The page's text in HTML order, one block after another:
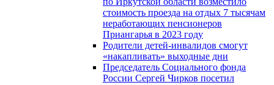
стоимость проезда на отдых 7 тысячам
неработающих пенсионеров
Приангарья в 2023 году
Родители детей-инвалидов смогут
«накапливать» выходные дни
Председатель Социального фонда
России Сергей Чирков посетил